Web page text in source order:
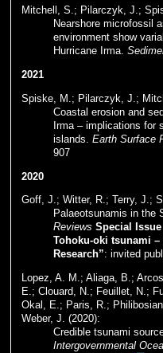
Mitchell, S.; Pilarczyk, J.;
Nearshore microfossil
environment show
Hurricane Irma.
2021
Spiske, M.; Pilarczyk, J.;
Coastal erosion and
Irma – implications for
islands. Earth Surface
907
2020
Goff, J.; Witter, R.; Terry, J.;
Palaeotsunamis in the
Reviews Special
Tohoku-oki tsunami
Research”: invited
Lopez, A. M.; Aliaga, B.;
E.; Clouard, N.; Feuillet, N.;
Okal, E.; Paris, R.;
Weber, J. (2020):
Credible tsunami
Intergovernmental